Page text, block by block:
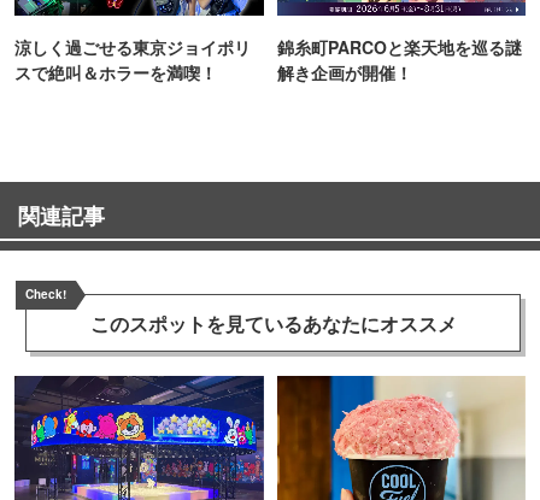
涼しく過ごせる東京ジョイポリ
スで絶叫＆ホラーを満喫！
錦糸町PARCOと楽天地を巡る謎
解き企画が開催！
関連記事
Check!
このスポットを見ているあなたにオススメ